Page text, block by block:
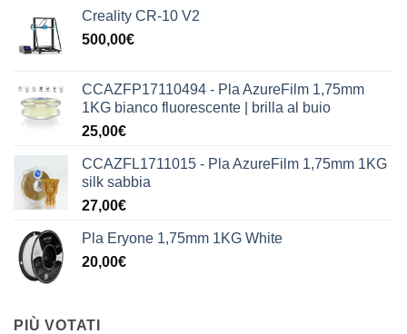
Creality CR-10 V2
500,00€
CCAZFP17110494 - Pla AzureFilm 1,75mm
1KG bianco fluorescente | brilla al buio
25,00€
CCAZFL1711015 - Pla AzureFilm 1,75mm 1KG
silk sabbia
27,00€
Pla Eryone 1,75mm 1KG White
20,00€
PIÙ VOTATI